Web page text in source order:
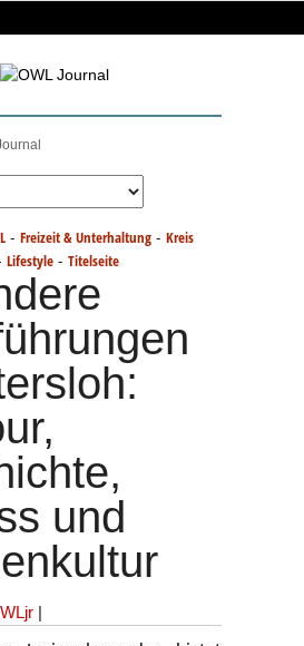
- Freizeit & Unterhaltung - Kreis
Lifestyle - Titelseite
und
|